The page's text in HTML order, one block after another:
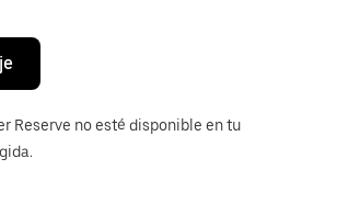
Reserve no esté disponible en tu